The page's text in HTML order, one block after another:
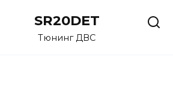
SR20DET
Тюнинг ДВС